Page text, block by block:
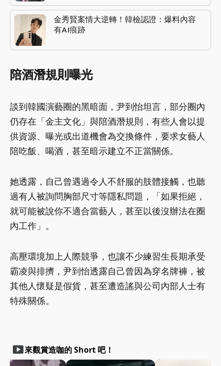
金秀賢案情大逆轉！韓檢認證：爆料內容
有AI痕跡
陪酒潛規則曝光
談到韓國演藝圈的黑暗面，尹到怡坦言，部分圈內
仍存在「金主文化」與陪酒潛規則，有些人會以提
供資源、曝光或出道機會為交換條件，要求女藝人
陪吃飯、喝酒，甚至暗示建立不正當關係。
她透露，自己曾遇過令人不舒服的肢體接觸，也聽
過有人被詢問胸部尺寸等隱私問題，「如果拒絕，
就可能被說你不適合當藝人，甚至以後沒辦法在圈
內工作」。
高壓環境加上人際競爭，也讓不少練習生長期承受
霸凌與排擠，尹到怡透露自己曾因為穿名牌褲，被
其他人懷疑是假貨，甚至遭造謠與公司內部人士有
特殊關係。
smart_display來觀賞造咖的 Short 吧！